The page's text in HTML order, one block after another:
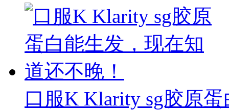
口服K Klarity sg胶原